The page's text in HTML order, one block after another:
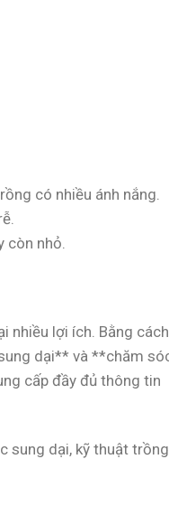
có nhiều ánh nắng.
còn nhỏ.
nhiều lợi ích. Bằng cách
dại** và **chăm
cấp đầy đủ thông tin
sung dại, kỹ thuật trồng